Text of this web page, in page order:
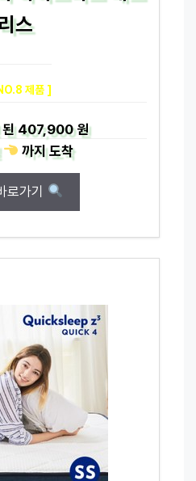
스
제품 ]
407,900 원
까지도착
로가기